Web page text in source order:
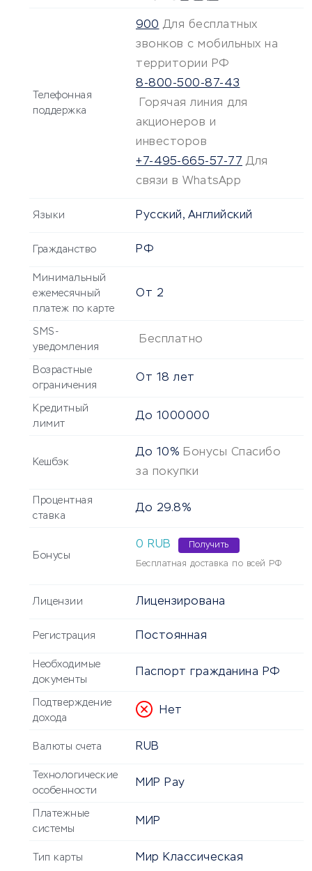
Телефонная
поддержка
900 Для бесплатных
звонков с мобильных на
территории РФ
8-800-500-87-43
Горячая линия для
акционеров и
инвесторов
+7-495-665-57-77 Для
связи в WhatsApp
Языки Русский, Английский
Гражданство РФ
Минимальный
ежемесячный
платеж по карте
От 2
SMS-
уведомления
Бесплатно
Возрастные
ограничения
От 18 лет
Кредитный
лимит
До 1000000
Кешбэк
До 10% Бонусы Спасибо
за покупки
Процентная
ставка
До 29.8%
Бонусы
0 RUB Получить
Бесплатная доставка по всей РФ
Лицензии Лицензирована
Регистрация Постоянная
Необходимые
документы
Паспорт гражданина РФ
Подтверждение
дохода
Нет
Валюты счета RUB
Технологические
особенности
МИР Pay
Платежные
системы
МИР
Тип карты Мир Классическая